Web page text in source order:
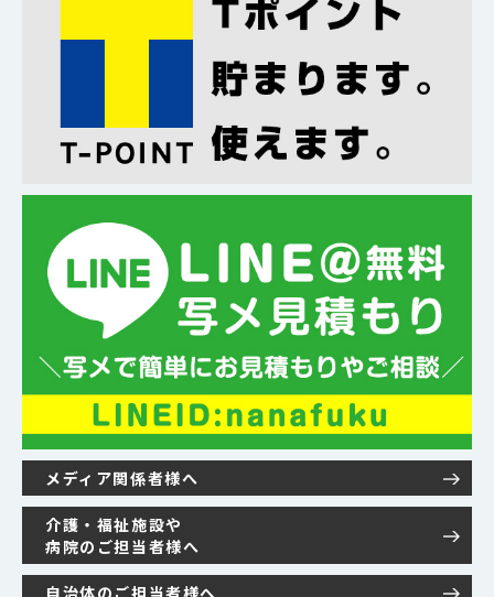
メディア関係者様へ
介護・福祉施設や
病院のご担当者様へ
自治体のご担当者様へ